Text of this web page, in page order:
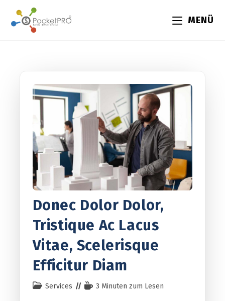
MENÜ
Donec Dolor Dolor,
Tristique Ac Lacus
Vitae, Scelerisque
Efficitur Diam
Services 3 Minuten zum Lesen